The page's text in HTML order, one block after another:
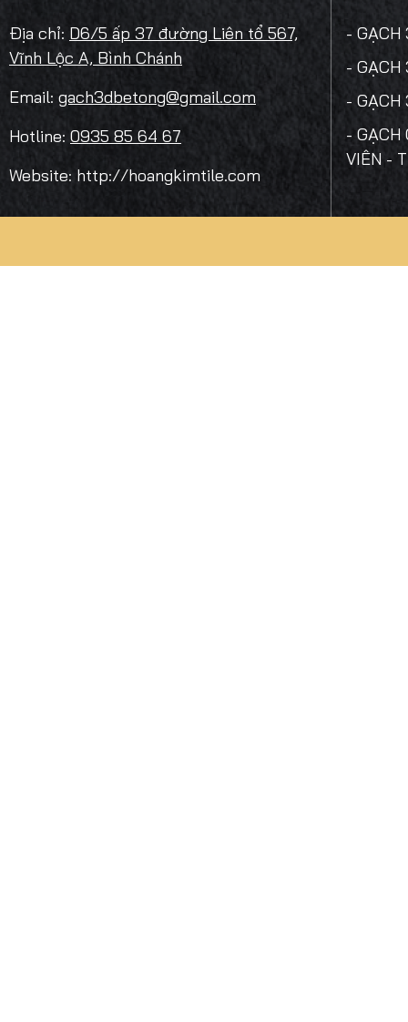
Địa chỉ: D6/5 ấp 37 đường Liên tổ 567,
Vĩnh Lộc A, Bình Chánh
Email: gach3dbetong@gmail.com
Hotline: 0935 85 64 67
Website: http://hoangkimtile.com
- GẠCH
- GẠCH
- GẠCH
- GẠCH
VIÊN -